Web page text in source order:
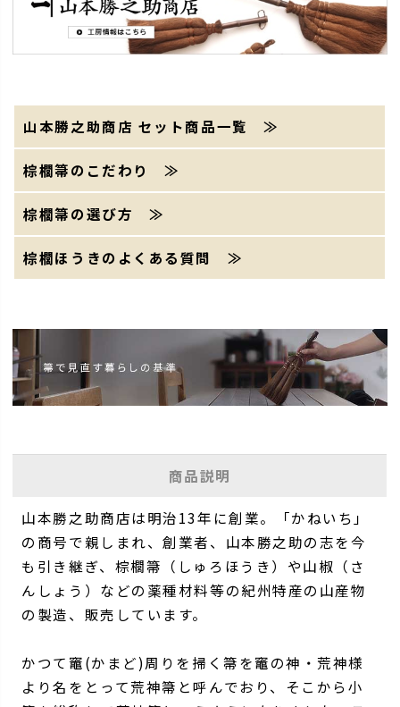
山本勝之助商店 セット商品一覧 ≫
棕櫚箒のこだわり ≫
棕櫚箒の選び方 ≫
棕櫚ほうきのよくある質問 ≫
商品説明
山本勝之助商店は明治13年に創業。「かねいち」
の商号で親しまれ、創業者、山本勝之助の志を今
も引き継ぎ、棕櫚箒（しゅろほうき）や山椒（さ
んしょう）などの薬種材料等の紀州特産の山産物
の製造、販売しています。
かつて竈(かまど)周りを掃く箒を竈の神・荒神様
より名をとって荒神箒と呼んでおり、そこから小